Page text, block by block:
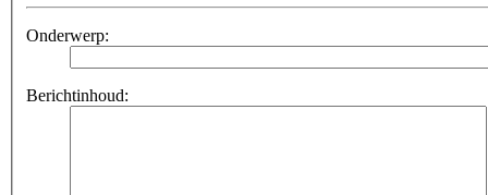
Onderwerp:
Berichtinhoud: